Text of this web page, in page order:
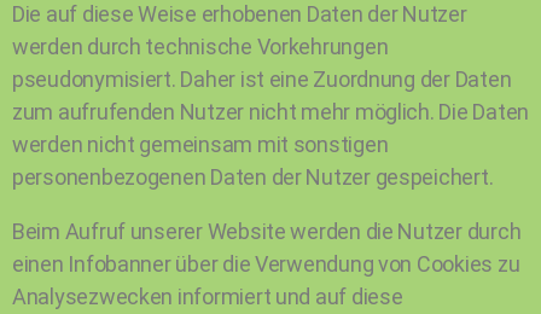
Die auf diese Weise erhobenen Daten der Nutzer
werden durch technische Vorkehrungen
pseudonymisiert. Daher ist eine Zuordnung der Daten
zum aufrufenden Nutzer nicht mehr möglich. Die Daten
werden nicht gemeinsam mit sonstigen
personenbezogenen Daten der Nutzer gespeichert.
Beim Aufruf unserer Website werden die Nutzer durch
einen Infobanner über die Verwendung von Cookies zu
Analysezwecken informiert und auf diese